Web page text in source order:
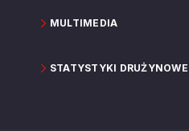
MULTIMEDIA
STATYSTYKI DRUŻYNOWE